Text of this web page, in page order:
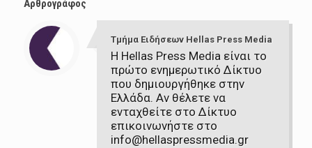
Αρθρογράφος
Τμήμα Ειδήσεων Hellas Press Media
Η Hellas Press Media είναι το
πρώτο ενημερωτικό Δίκτυο
που δημιουργήθηκε στην
Ελλάδα. Αν θέλετε να
ενταχθείτε στο Δίκτυο
επικοινωνήστε στο
info@hellaspressmedia.gr